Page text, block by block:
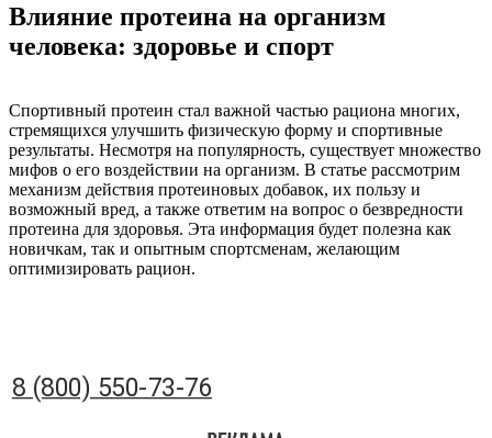
8 (800) 550-73-76
Влияние протеина на организм
человека: здоровье и спорт
Спортивный протеин стал важной частью рациона многих,
стремящихся улучшить физическую форму и спортивные
результаты. Несмотря на популярность, существует множество
мифов о его воздействии на организм. В статье рассмотрим
механизм действия протеиновых добавок, их пользу и
возможный вред, а также ответим на вопрос о безвредности
протеина для здоровья. Эта информация будет полезна как
новичкам, так и опытным спортсменам, желающим
оптимизировать рацион.